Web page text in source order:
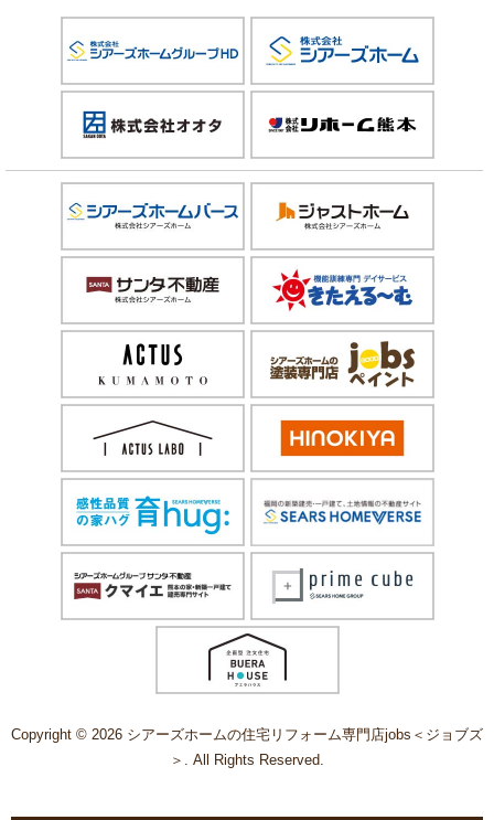
Copyright © 2026 シアーズホームの住宅リフォーム専門店jobs＜ジョブズ
＞. All Rights Reserved.